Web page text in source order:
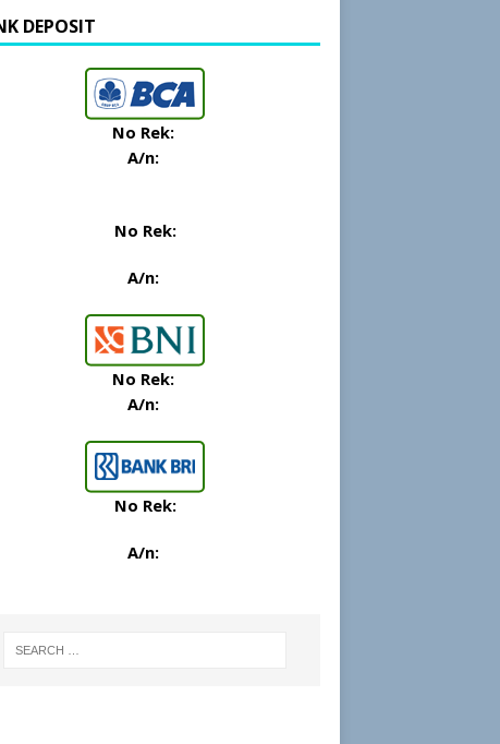
DEPOSIT
No Rek:
A/n:
No Rek:
A/n:
No Rek:
A/n:
No Rek:
A/n: